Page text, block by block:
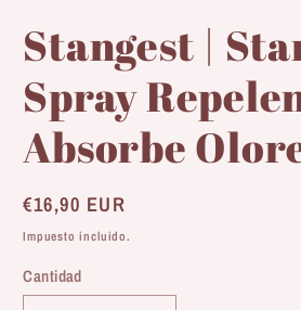
multimedia
1
una
ventana
modal
Stangest |
Spray
Absorbe
Precio
habitual
€16,90 EUR
Impuesto incluido.
Cantidad